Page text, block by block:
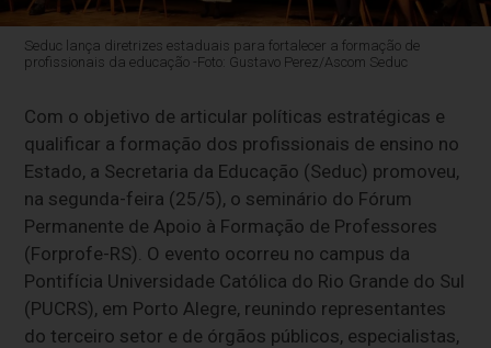
Seduc lança diretrizes estaduais para fortalecer a formação de
profissionais da educação -Foto: Gustavo Perez/Ascom Seduc
Com o objetivo de articular políticas estratégicas e
qualificar a formação dos profissionais de ensino no
Estado, a Secretaria da Educação (Seduc) promoveu,
na segunda-feira (25/5), o seminário do Fórum
Permanente de Apoio à Formação de Professores
(Forprofe-RS). O evento ocorreu no campus da
Pontifícia Universidade Católica do Rio Grande do Sul
(PUCRS), em Porto Alegre, reunindo representantes
do terceiro setor e de órgãos públicos, especialistas,